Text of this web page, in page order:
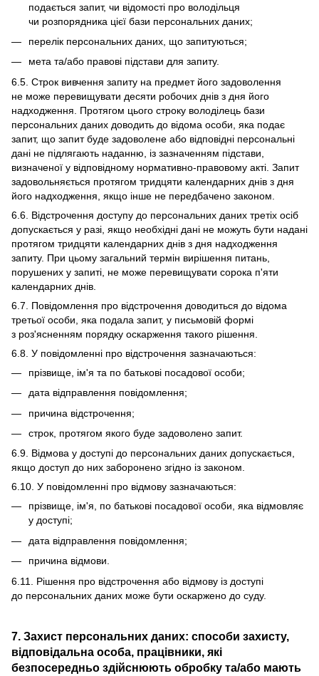
подається запит, чи відомості про володільця
чи розпорядника цієї бази персональних даних;
перелік персональних даних, що запитуються;
мета та/або правові підстави для запиту.
6.5. Строк вивчення запиту на предмет його задоволення
не може перевищувати десяти робочих днів з дня його
надходження. Протягом цього строку володілець бази
персональних даних доводить до відома особи, яка подає
запит, що запит буде задоволене або відповідні персональні
дані не підлягають наданню, із зазначенням підстави,
визначеної у відповідному нормативно-правовому акті. Запит
задовольняється протягом тридцяти календарних днів з дня
його надходження, якщо інше не передбачено законом.
6.6. Відстрочення доступу до персональних даних третіх осіб
допускається у разі, якщо необхідні дані не можуть бути надані
протягом тридцяти календарних днів з дня надходження
запиту. При цьому загальний термін вирішення питань,
порушених у запиті, не може перевищувати сорока п'яти
календарних днів.
6.7. Повідомлення про відстрочення доводиться до відома
третьої особи, яка подала запит, у письмовій формі
з роз'ясненням порядку оскарження такого рішення.
6.8. У повідомленні про відстрочення зазначаються:
прізвище, ім'я та по батькові посадової особи;
дата відправлення повідомлення;
причина відстрочення;
строк, протягом якого буде задоволено запит.
6.9. Відмова у доступі до персональних даних допускається,
якщо доступ до них заборонено згідно із законом.
6.10. У повідомленні про відмову зазначаються:
прізвище, ім'я, по батькові посадової особи, яка відмовляє
у доступі;
дата відправлення повідомлення;
причина відмови.
6.11. Рішення про відстрочення або відмову із доступі
до персональних даних може бути оскаржено до суду.
7. Захист персональних даних: способи захисту,
відповідальна особа, працівники, які
безпосередньо здійснюють обробку та/або мають